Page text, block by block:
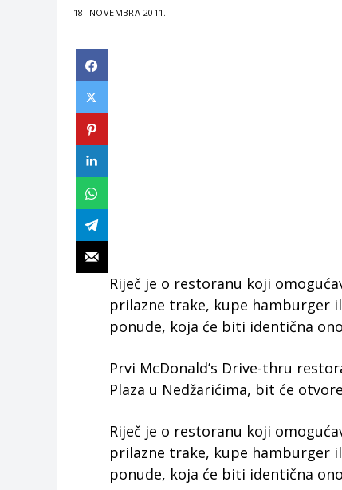
18. NOVEMBRA 2011.
Riječ je o restoranu koji
prilazne trake, kupe hamburger
ponude, koja će biti identična
Prvi McDonald’s Drive-thru
Plaza u Nedžarićima, bit će
Riječ je o restoranu koji
prilazne trake, kupe hamburger
ponude, koja će biti identična